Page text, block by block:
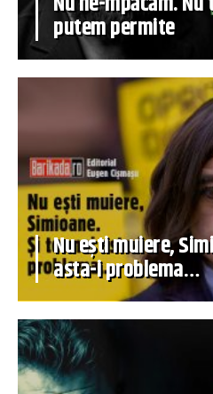
putem permite
Nu ești muiere,
asta-i problema…